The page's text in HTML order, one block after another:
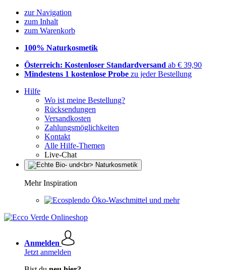
zur Navigation
zum Inhalt
zum Warenkorb
100% Naturkosmetik
Österreich: Kostenloser Standardversand ab € 39,90
Mindestens 1 kostenlose Probe zu jeder Bestellung
Hilfe
Wo ist meine Bestellung?
Rücksendungen
Versandkosten
Zahlungsmöglichkeiten
Kontakt
Alle Hilfe-Themen
Live-Chat
Mehr Inspiration
Öko-Waschmittel und mehr
Anmelden
Jetzt anmelden